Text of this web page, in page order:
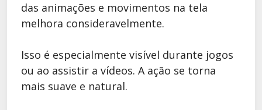
das animações e movimentos na tela
melhora consideravelmente.
Isso é especialmente visível durante jogos
ou ao assistir a vídeos. A ação se torna
mais suave e natural.